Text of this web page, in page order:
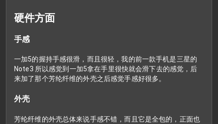
硬件方面
手感
一加5的握持手感很滑，而且很轻，我的前一款手机是三星的
Note3 所以感觉到一加5拿在手里很快就会滑下去的感觉，后
来加了那个芳纶纤维的外壳之后感觉手感好很多。
外壳
芳纶纤维的外壳总体来说手感不错，而且它是全包的，正面也